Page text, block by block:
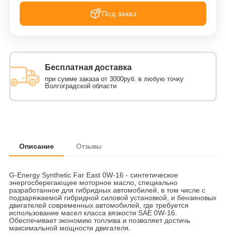
Под заказ
Бесплатная доставка
при сумме заказа от 3000руб. в любую точку
Волгоградской области
Описание Отзывы
G-Energy Synthetic Far East 0W-16 - синтетическое
энергосберегающее моторное масло, специально
разработанное для гибридных автомобилей, в том числе с
подзаряжаемой гибридной силовой установкой, и бензиновых
двигателей современных автомобилей, где требуется
использование масел класса вязкости SAE 0W-16.
Обеспечивает экономию топлива и позволяет достичь
максимальной мощности двигателя.